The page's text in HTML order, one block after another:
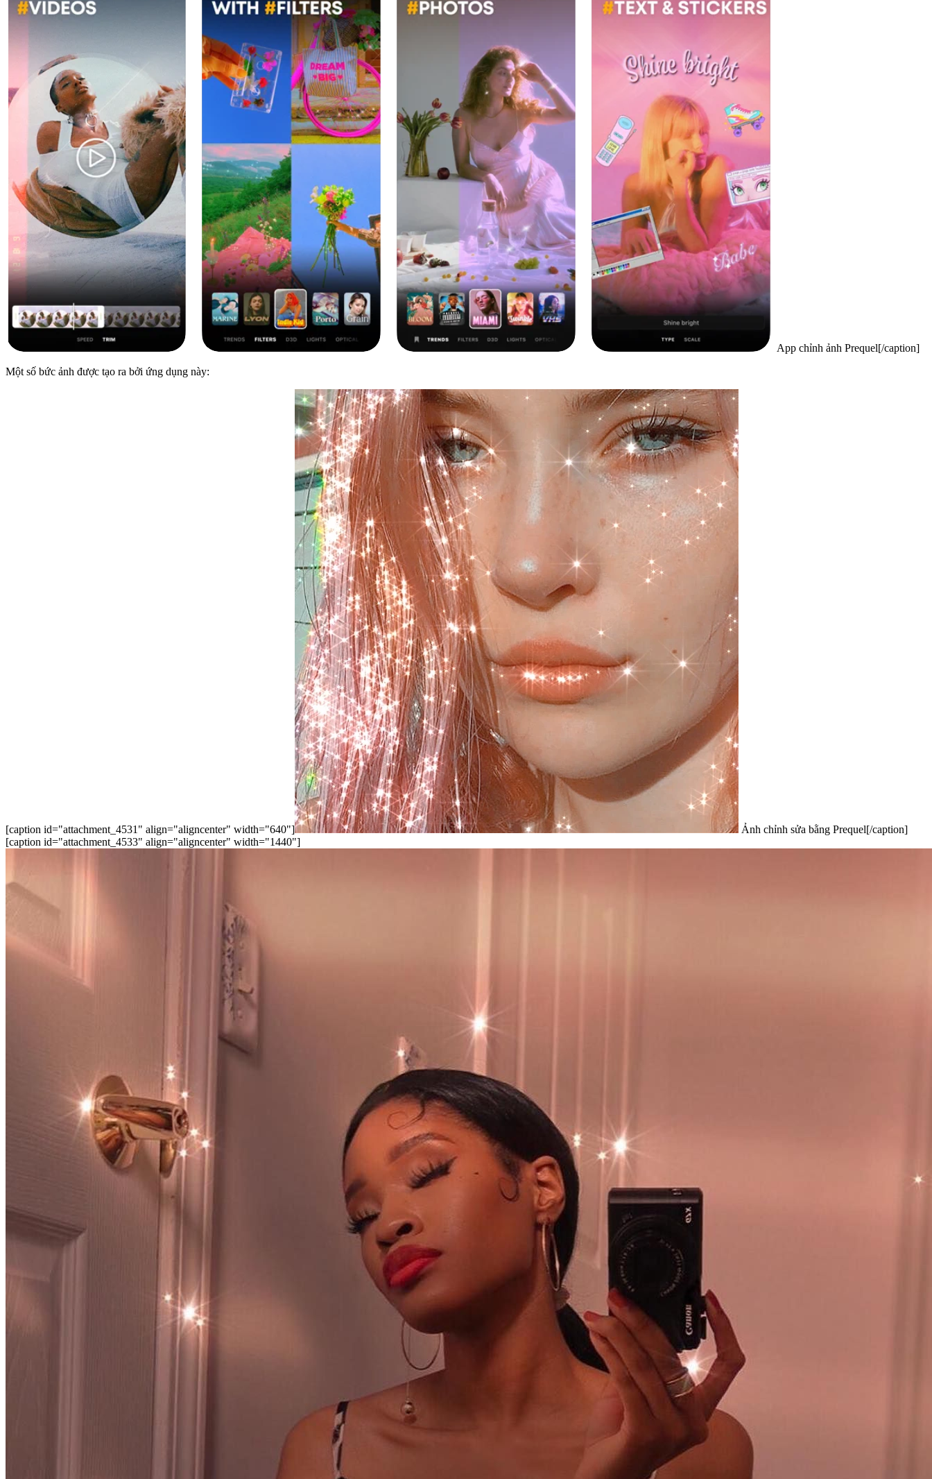
App chỉnh ảnh Prequel[/caption]
Một số bức ảnh được tạo ra bởi ứng dụng này:
[caption id="attachment_4531" align="aligncenter" width="640"]
Ảnh chỉnh sửa bằng Prequel[/caption]
[caption id="attachment_4533" align="aligncenter" width="1440"]